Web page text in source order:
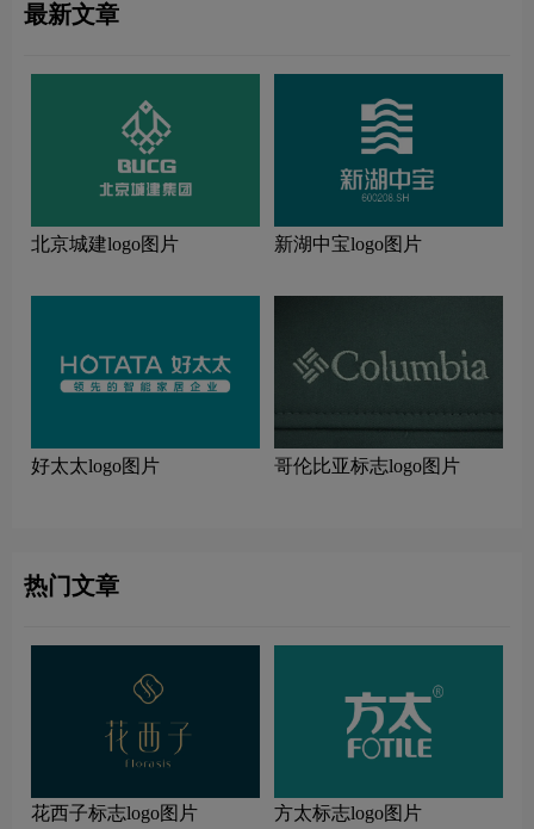
最新文章
北京城建logo图片 新湖中宝logo图片
好太太logo图片 哥伦比亚标志logo图片
热门文章
花西子标志logo图片 方太标志logo图片